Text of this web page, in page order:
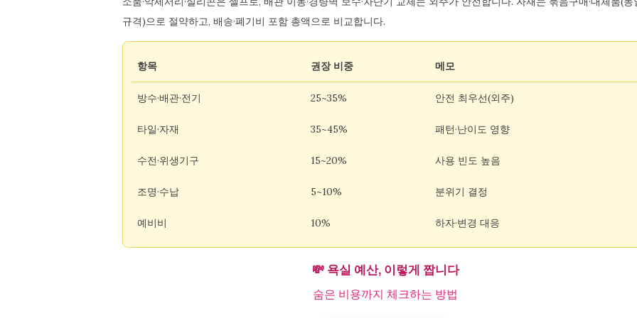
규격)으로 절약하고, 배송·폐기비 포함 총액으로 비교합니다.
항목 권장 비중 메모
방수·배관·전기 25~35% 안전 최우선(외주)
타일·자재 35~45% 패턴·난이도 영향
수전·위생기구 15~20% 사용 빈도 높음
조명·수납 5~10% 분위기 결정
예비비 10% 하자·변경 대응
💸 욕실 예산, 이렇게 짭니다
숨은 비용까지 체크하는 방법